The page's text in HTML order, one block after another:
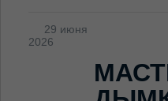
29 июня
2026